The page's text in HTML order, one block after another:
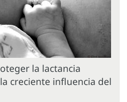
la lactancia
creciente influencia del